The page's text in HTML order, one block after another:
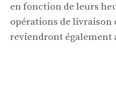
en fonction de leurs
opérations de livraison
reviendront également